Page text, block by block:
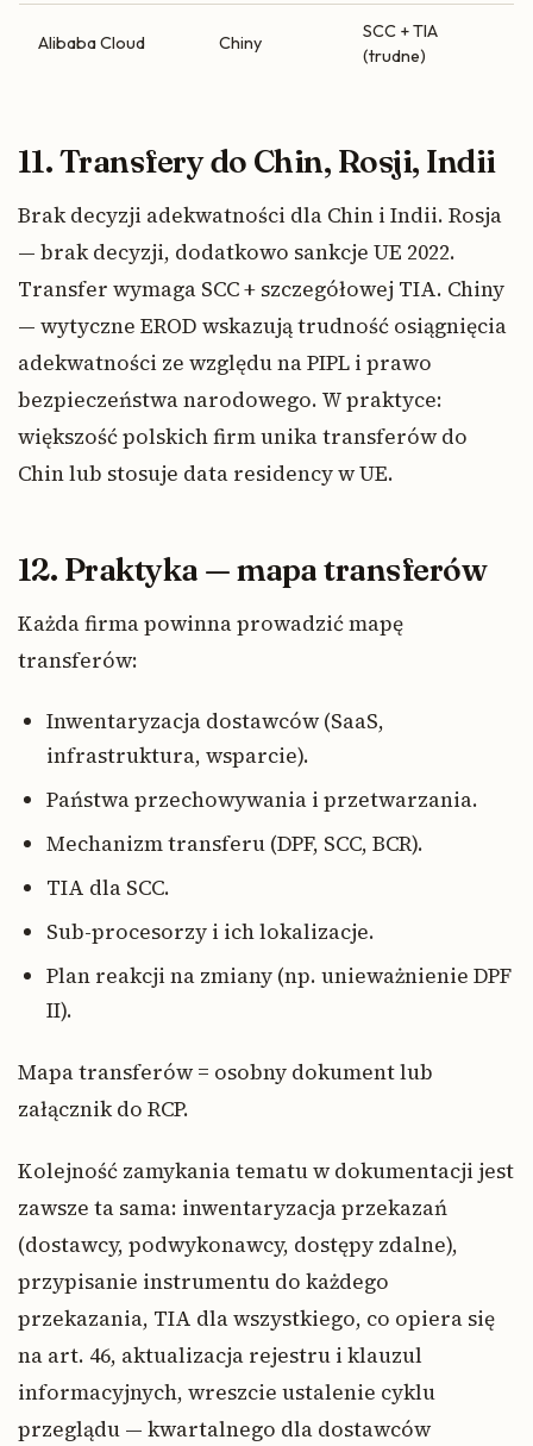
Alibaba Cloud Chiny
SCC + TIA
(trudne)
11. Transfery do Chin, Rosji, Indii
Brak decyzji adekwatności dla Chin i Indii. Rosja
— brak decyzji, dodatkowo sankcje UE 2022.
Transfer wymaga SCC + szczegółowej TIA. Chiny
— wytyczne EROD wskazują trudność osiągnięcia
adekwatności ze względu na PIPL i prawo
bezpieczeństwa narodowego. W praktyce:
większość polskich firm unika transferów do
Chin lub stosuje data residency w UE.
12. Praktyka — mapa transferów
Każda firma powinna prowadzić mapę
transferów:
Inwentaryzacja dostawców (SaaS,
infrastruktura, wsparcie).
Państwa przechowywania i przetwarzania.
Mechanizm transferu (DPF, SCC, BCR).
TIA dla SCC.
Sub-procesorzy i ich lokalizacje.
Plan reakcji na zmiany (np. unieważnienie DPF
II).
Mapa transferów = osobny dokument lub
załącznik do RCP.
Kolejność zamykania tematu w dokumentacji jest
zawsze ta sama: inwentaryzacja przekazań
(dostawcy, podwykonawcy, dostępy zdalne),
przypisanie instrumentu do każdego
przekazania, TIA dla wszystkiego, co opiera się
na art. 46, aktualizacja rejestru i klauzul
informacyjnych, wreszcie ustalenie cyklu
przeglądu — kwartalnego dla dostawców